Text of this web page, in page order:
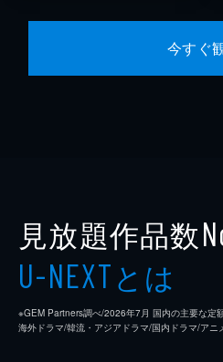
今すぐ
見放題作品数
U-NEXTとは
※GEM Partners調べ/2026年7⽉ 国内の主要な定
海外ドラマ/韓流・アジアドラマ/国内ドラマ/アニ